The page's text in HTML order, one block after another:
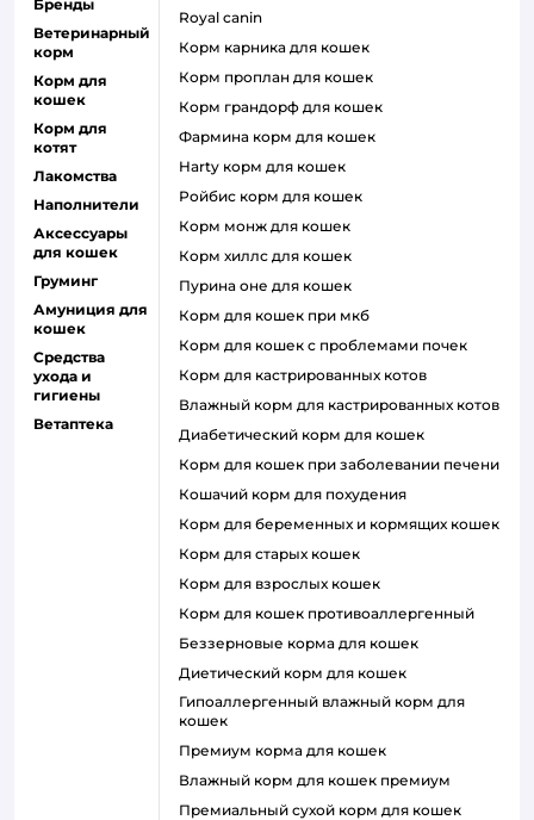
Бренды
Ветеринарный
корм
Корм для
кошек
Корм для
котят
Лакомства
Наполнители
Аксессуары
для кошек
Груминг
Амуниция для
кошек
Средства
ухода и
гигиены
Ветаптека
royal canin
корм карника для кошек
корм проплан для кошек
корм грандорф для кошек
фармина корм для кошек
harty корм для кошек
ройбис корм для кошек
корм монж для кошек
корм хиллс для кошек
пурина оне для кошек
корм для кошек при мкб
корм для кошек с проблемами почек
Корм для кастрированных котов
влажный корм для кастрированных котов
диабетический корм для кошек
корм для кошек при заболевании печени
кошачий корм для похудения
корм для беременных и кормящих кошек
корм для старых кошек
корм для взрослых кошек
корм для кошек противоаллергенный
беззерновые корма для кошек
диетический корм для кошек
гипоаллергенный влажный корм для
кошек
премиум корма для кошек
влажный корм для кошек премиум
премиальный сухой корм для кошек